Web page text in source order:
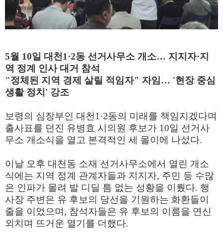
5월 10일 대천1·2동 선거사무소 개소… 지지자·지
역 정계 인사 대거 참석
"정체된 지역 경제 살릴 적임자" 자임… '현장 중심
생활 정치' 강조
보령의 심장부인 대천1·2동의 미래를 책임지겠다며
출사표를 던진 유병효 시의원 후보가 10일 선거사
무소 개소식을 열고 본격적인 세 몰이에 나섰다.
이날 오후 대천동 소재 선거사무소에서 열린 개소
식에는 지역 정계 관계자들과 지지자, 주민 등 수많
은 인파가 몰려 발 디딜 틈 없는 성황을 이뤘다. 행
사장 주변은 유 후보의 당선을 기원하는 화환들이
줄을 이었으며, 참석자들은 유 후보의 이름을 연신
외치며 뜨거운 열기를 더했다.